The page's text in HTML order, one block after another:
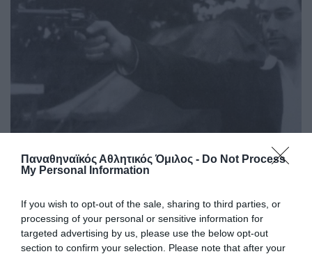
Παναθηναϊκός Αθλητικός Όμιλος - Do Not Process
My Personal Information
If you wish to opt-out of the sale, sharing to third parties, or
processing of your personal or sensitive information for
targeted advertising by us, please use the below opt-out
section to confirm your selection. Please note that after your
Σαν σήμερα το 1947-Το πρώτο
«τρίφυλλο» παγκόσμιο ρεκόρ!
Η πρώτη φορά που πιάσανε τα 60 Hits στον κόσμο στη
σκοποβολή είχε και «πράσινη» στάμπα το μακρινό 1947 στη
Στοκχόλμη και ο Σύλλογος δεν λησμονεί τη στιγμή.